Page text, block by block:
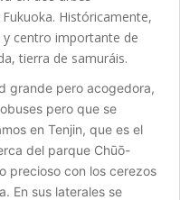
Históricamente,
centro importante de
tierra de samuráis.
grande pero acogedora,
pero que se
en Tenjin, que es el
del parque Chūō-
precioso con los cerezos
En sus laterales se